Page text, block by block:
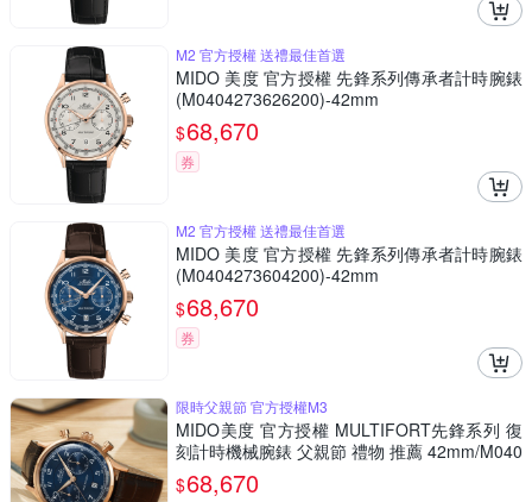
M2 官方授權 送禮最佳首選
MIDO 美度 官方授權 先鋒系列傳承者計時腕錶
(M0404273626200)-42mm
$68,670
券
M2 官方授權 送禮最佳首選
MIDO 美度 官方授權 先鋒系列傳承者計時腕錶
(M0404273604200)-42mm
$68,670
券
限時父親節 官方授權M3
MIDO美度 官方授權 MULTIFORT先鋒系列 復
刻計時機械腕錶 父親節 禮物 推薦 42mm/M040
4273604200
$68,670